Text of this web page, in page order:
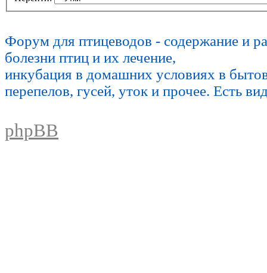
Форум для птицеводов - содержание и
болезни птиц и их лечение,
инкубация в домашних условиях в
перепелов, гусей, уток и прочее. Есть
phpBB